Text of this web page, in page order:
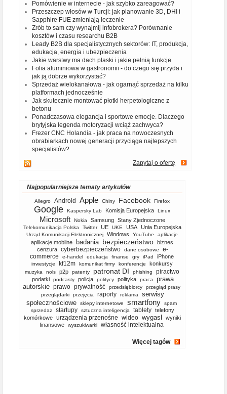
Pomówienie w internecie - jak szybko zareagować?
Przeszczep włosów w Turcji: jak planowanie 3D, DHI i
Sapphire FUE zmieniają leczenie
Zrób to sam czy wynajmij infobrokera? Porównanie
kosztów i czasu researchu B2B
Leady B2B dla specjalistycznych sektorów: IT, produkcja,
edukacja, energia i ubezpieczenia
Jakie warstwy ma dach płaski i jakie pełnią funkcje
Folia aluminiowa w gastronomii - do czego się przyda i
jak ją dobrze wykorzystać?
Sprzedaż wielokanałowa - jak ogarnąć sprzedaż na kilku
platformach jednocześnie
Jak skutecznie montować płotki herpetologiczne z
betonu
Ponadczasowa elegancja i sportowe emocje. Dlaczego
brytyjska legenda motoryzacji wciąż zachwyca?
Frezer CNC Holandia - jak praca na nowoczesnych
obrabiarkach nowej generacji przyciąga najlepszych
specjalistów?
Zapytaj o ofertę
Najpopularniejsze tematy artykułów
Allegro Android Apple Chiny Facebook Firefox
Google Kaspersky Lab Komisja Europejska Linux
Microsoft Nokia Samsung Stany Zjednoczone
Telekomunikacja Polska Twitter UE UKE USA Unia Europejska
Urząd Komunikacji Elektronicznej Windows YouTube aplikacje
aplikacje mobilne badania bezpieczeństwo biznes
cenzura cyberbezpieczeństwo dane osobowe
e-
commerce
e-handel edukacja finanse gry iPad iPhone
inwestycje kf12m komunikat firmy konferencje konkursy
muzyka nols p2p patenty patronat DI phishing piractwo
podatki podcasty policja politycy polityka praca
prawa
autorskie prawo prywatność przedsiębiorcy
przegląd prasy
przeglądarki
przejęcia raporty reklama
serwisy
społecznościowe
sklepy internetowe smartfony
spam
sprzedaż
startupy sztuczna inteligencja tablety telefony
komórkowe
urządzenia przenośne wideo wygasl
wyniki
finansowe
wyszukiwarki własność intelektualna
Więcej tagów